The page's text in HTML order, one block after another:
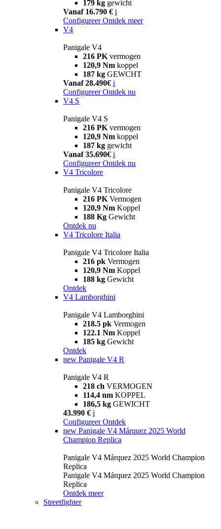
179 kg gewicht
Vanaf 16.790 € i
Configureer Ontdek meer
V4
Panigale V4
216 PK vermogen
120,9 Nm koppel
187 kg GEWCHT
Vanaf 28.490€ i
Configureer Ontdek nu
V4 S
Panigale V4 S
216 PK vermogen
120,9 Nm koppel
187 kg gewicht
Vanaf 35.690€ i
Configureer Ontdek nu
V4 Tricolore
Panigale V4 Tricolore
216 PK Vermogen
120,9 Nm Koppel
188 Kg Gewicht
Ontdek nu
V4 Tricolore Italia
Panigale V4 Tricolore Italia
216 pk Vermogen
120,9 Nm Koppel
188 kg Gewicht
Ontdek
V4 Lamborghini
Panigale V4 Lamborghini
218.5 pk Vermogen
122.1 Nm Koppel
185 kg Gewicht
Ontdek
new Panigale V4 R
Panigale V4 R
218 ch VERMOGEN
114,4 nm KOPPEL
186,5 kg GEWICHT
43.990 € i
Configureer Ontdek
new Panigale V4 Márquez 2025 World
Champion Replica
Panigale V4 Márquez 2025 World Champion
Replica
Panigale V4 Márquez 2025 World Champion
Replica
Ontdek meer
Streetfighter